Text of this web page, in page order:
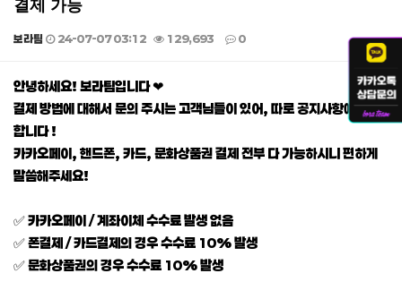
결제 가능
보라팀 24-07-07 03:12 129,693 0
본문
안녕하세요! 보라팀입니다 ❤
결제 방법에 대해서 문의 주시는 고객님들이 있어, 따로 공지사항에 게재
합니다 !
카카오페이, 핸드폰, 카드, 문화상품권 결제 전부 다 가능하시니 편하게
말씀해주세요!
✅ 카카오페이 / 계좌이체 수수료 발생 없음
✅ 폰결제 / 카드결제의 경우 수수료 10% 발생
✅ 문화상품권의 경우 수수료 10% 발생